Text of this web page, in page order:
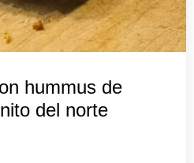
hummus de
del norte